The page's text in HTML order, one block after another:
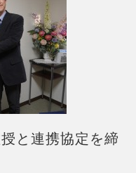
と連携協定を締